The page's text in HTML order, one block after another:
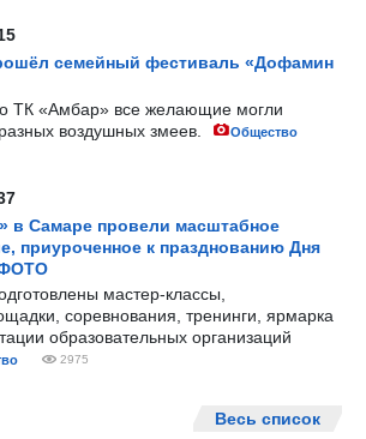
семейный фестиваль «Дофамин
ТК «Амбар» все желающие могли
воздушных змеев.
Общество
в Самаре провели масштабное
приуроченное к празднованию Дня
мастер-классы,
соревнования, тренинги, ярмарка
образовательных организаций
2975
Весь список